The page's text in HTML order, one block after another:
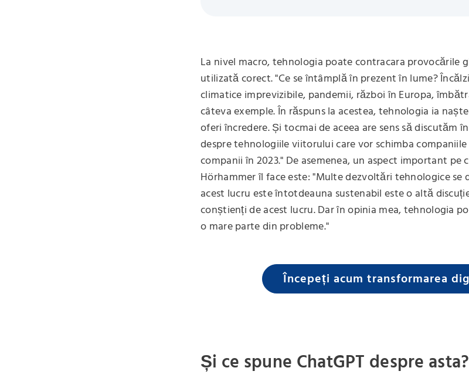
La nivel macro, tehnologia poate contracara provocările
utilizată corect. "Ce se întâmplă în prezent în lume?
climatice imprevizibile, pandemii, război în Europa,
câteva exemple. În răspuns la acestea, tehnologia ia
oferi încredere. Și tocmai de aceea are sens să discutăm
despre tehnologiile viitorului care vor schimba
companii în 2023." De asemenea, un aspect important pe
Hörhammer îl face este: "Multe dezvoltări tehnologice se
acest lucru este întotdeauna sustenabil este o altă
conștienți de acest lucru. Dar în opinia mea, tehnologia
o mare parte din probleme."
Începeți acum transformarea
Și ce spune ChatGPT despre asta?